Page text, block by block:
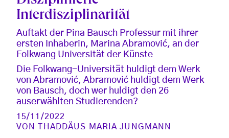
Interdisziplinarität
Auftakt der Pina Bausch Professur mit ihrer
ersten Inhaberin, Marina Abramović, an der
Folkwang Universität der Künste
Die Folkwang-Universität huldigt dem Werk
von Abramović, Abramović huldigt dem Werk
von Bausch, doch wer huldigt den 26
auserwählten Studierenden?
15/11/2022
VON
THADDÄUS MARIA JUNGMANN